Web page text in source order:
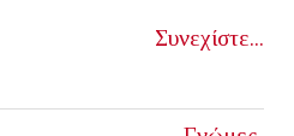
Συνεχίστε...